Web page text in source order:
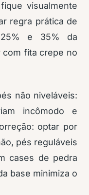
visualmente
regra prática de
25% e 35% da
fita crepe no
não niveláveis:
incômodo e
optar por
pés reguláveis
cases de pedra
base minimiza o